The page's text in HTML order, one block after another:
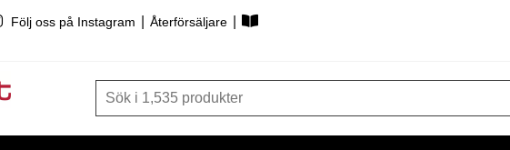
Följ oss på Instagram Återförsäljare